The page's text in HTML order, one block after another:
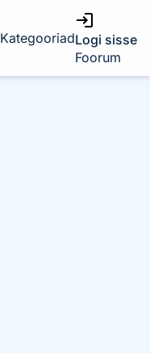
KategooriadLogi sisse
Foorum